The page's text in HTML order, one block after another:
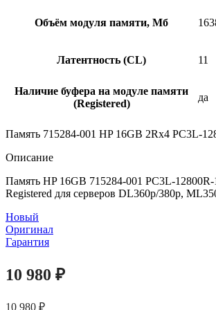
Объём модуля памяти, Мб
Латентность (CL) 11
Наличие буфера на модуле памяти
(Registered)
да
Память 715284-001 HP 16GB 2Rx4 PC3L-
Описание
Память HP 16GB 715284-001 PC3L-
Registered для серверов DL360p/380p,
Новый
Оригинал
Гарантия
10 980 ₽
10 980 ₽